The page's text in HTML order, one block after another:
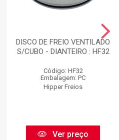
DISCO DE FREIO VENTILADO
S/CUBO - DIANTEIRO : HF32
Código: HF32
Embalagem: PC
Hipper Freios
Ver preço